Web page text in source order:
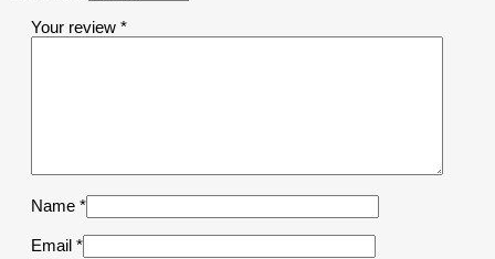
Your review *
Name *
Email *